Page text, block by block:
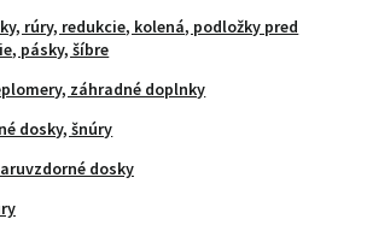
rúry, redukcie, kolená, podložky pred
pásky, šíbre
záhradné doplnky
dosky, šnúry
dosky